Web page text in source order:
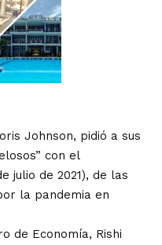
Johnson, pidió a sus
con el
julio de 2021), de las
la pandemia en
de Economía, Rishi